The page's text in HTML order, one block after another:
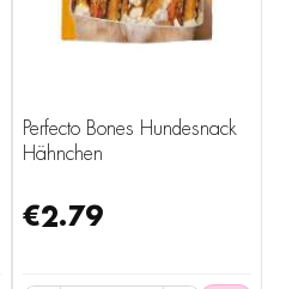
Perfecto Bones Hundesnack
Hähnchen
€2.79